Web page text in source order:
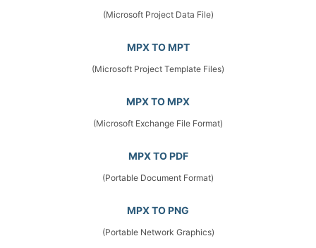
(Microsoft Project Data File)
MPX TO MPT
(Microsoft Project Template Files)
MPX TO MPX
(Microsoft Exchange File Format)
MPX TO PDF
(Portable Document Format)
MPX TO PNG
(Portable Network Graphics)